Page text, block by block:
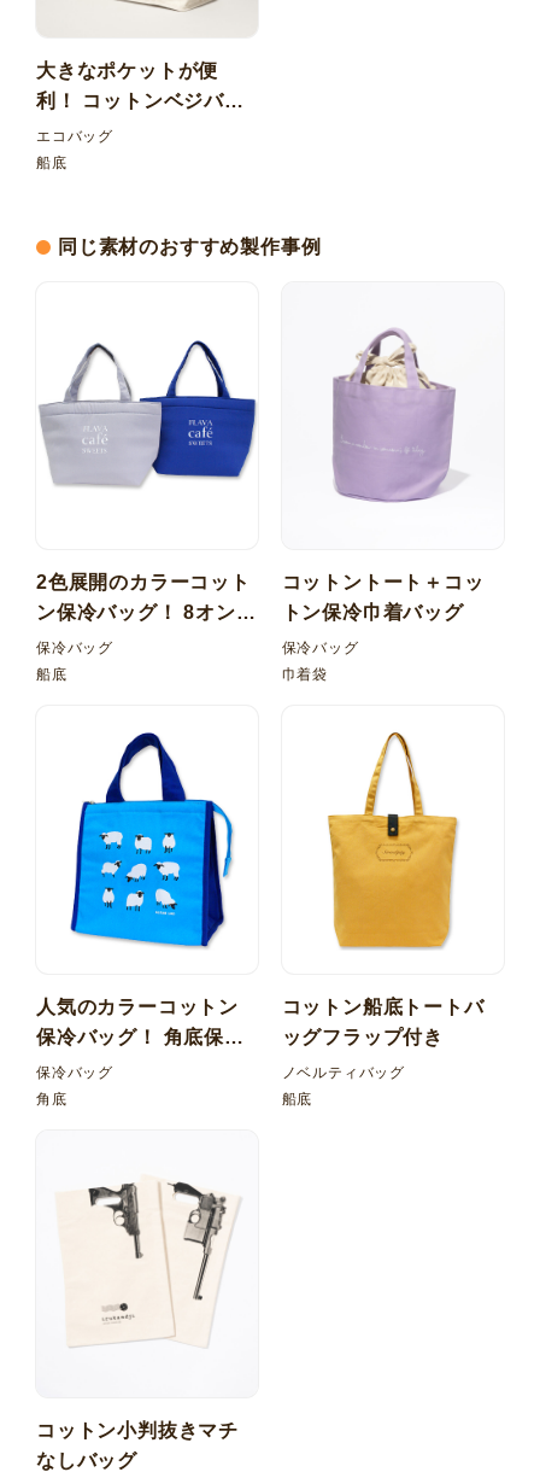
大きなポケットが便
利！ コットンベジバッ
グ
エコバッグ
船底
同じ素材のおすすめ製作事例
2色展開のカラーコット
ン保冷バッグ！ 8オンス
カラー 船底保冷バッグ
保冷バッグ
船底
コットントート＋コッ
トン保冷巾着バッグ
保冷バッグ
巾着袋
人気のカラーコットン
保冷バッグ！ 角底保冷
バッグ
保冷バッグ
角底
コットン船底トートバ
ッグフラップ付き
ノベルティバッグ
船底
コットン小判抜きマチ
なしバッグ